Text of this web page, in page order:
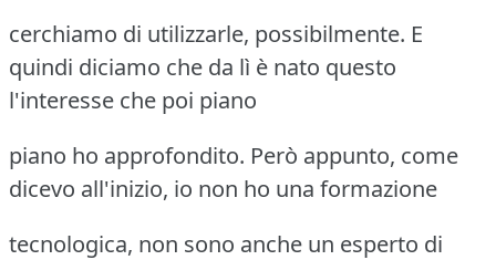
cerchiamo di utilizzarle, possibilmente. E
quindi diciamo che da lì è nato questo
l'interesse che poi piano
piano ho approfondito. Però appunto, come
dicevo all'inizio, io non ho una formazione
tecnologica, non sono anche un esperto di